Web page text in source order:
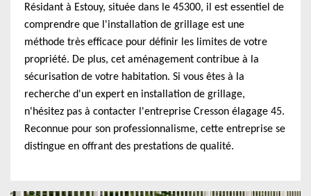
Résidant à Estouy, située dans le 45300, il est essentiel de
comprendre que l'installation de grillage est une
méthode très efficace pour définir les limites de votre
propriété. De plus, cet aménagement contribue à la
sécurisation de votre habitation. Si vous êtes à la
recherche d'un expert en installation de grillage,
n'hésitez pas à contacter l'entreprise Cresson élagage 45.
Reconnue pour son professionnalisme, cette entreprise se
distingue en offrant des prestations de qualité.